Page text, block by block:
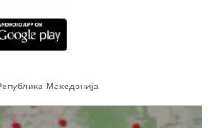
Македонија